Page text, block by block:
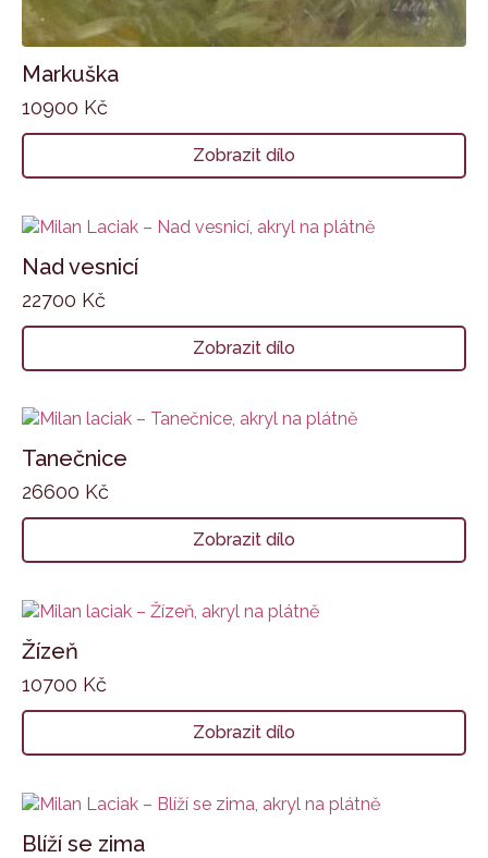
Markuška
10900 Kč
Zobrazit dílo
Nad vesnicí
22700 Kč
Zobrazit dílo
Tanečnice
26600 Kč
Zobrazit dílo
Žízeň
10700 Kč
Zobrazit dílo
Blíží se zima